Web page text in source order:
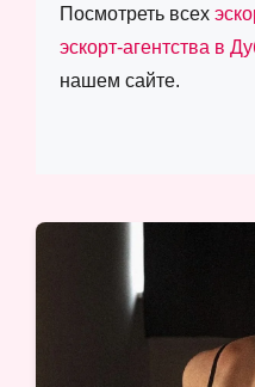
Посмотреть всех
эскорт-агентства в
нашем сайте.